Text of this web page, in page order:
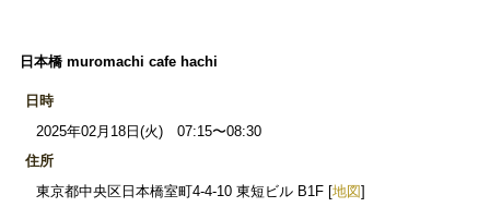
日本橋 muromachi cafe hachi
日時
2025年02月18日(火) 07:15〜08:30
住所
東京都中央区日本橋室町4-4-10 東短ビル B1F [地図]